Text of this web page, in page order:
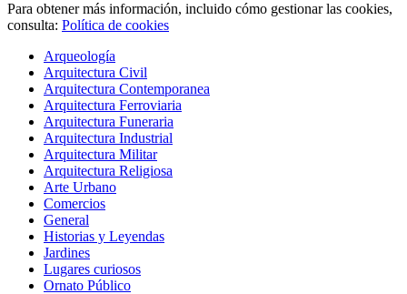
Para obtener más información, incluido cómo gestionar las cookies,
consulta: Política de cookies
Arqueología
Arquitectura Civil
Arquitectura Contemporanea
Arquitectura Ferroviaria
Arquitectura Funeraria
Arquitectura Industrial
Arquitectura Militar
Arquitectura Religiosa
Arte Urbano
Comercios
General
Historias y Leyendas
Jardines
Lugares curiosos
Ornato Público